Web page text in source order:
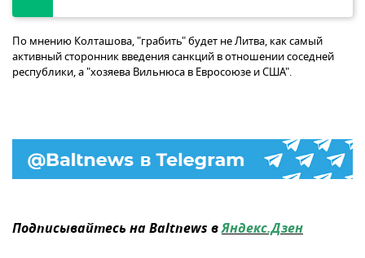
По мнению Колташова, "грабить" будет не Литва, как самый
активный сторонник введения санкций в отношении соседней
республики, а "хозяева Вильнюса в Евросоюзе и США".
Подписывайтесь на Baltnews вЯндекс.Дзен